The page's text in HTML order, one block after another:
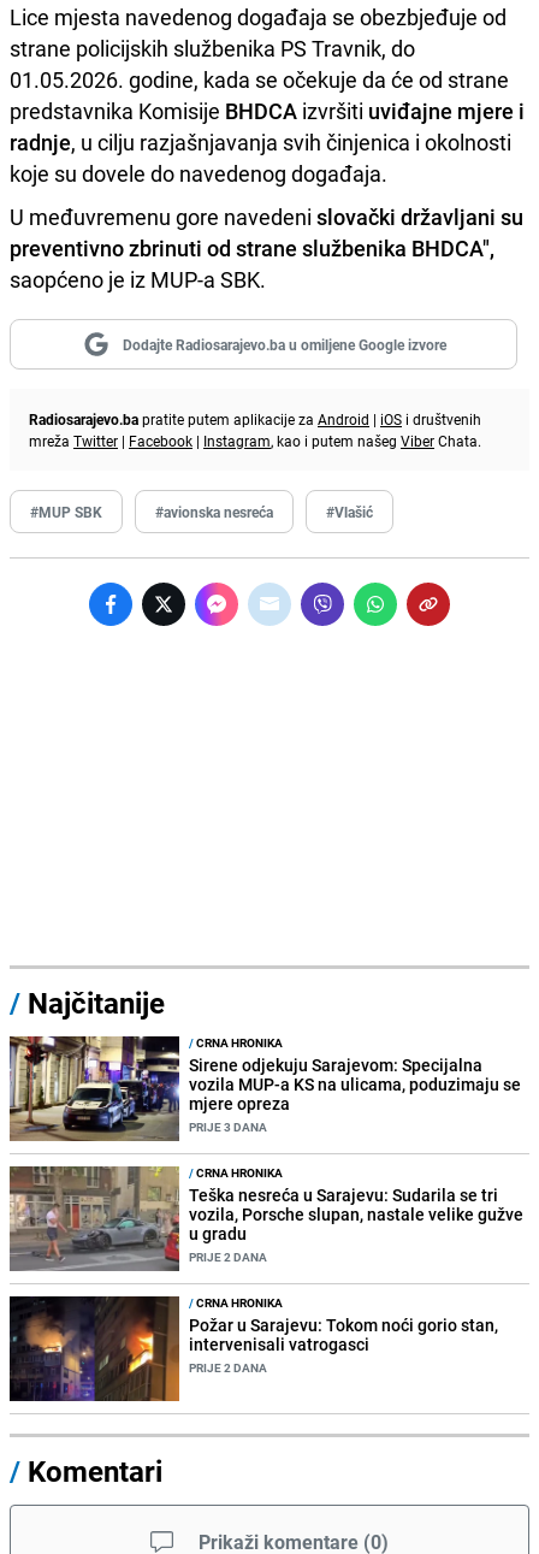
Lice mjesta navedenog događaja se obezbjeđuje od
strane policijskih službenika PS Travnik, do
01.05.2026. godine, kada se očekuje da će od strane
predstavnika Komisije BHDCA izvršiti uviđajne mjere i
radnje, u cilju razjašnjavanja svih činjenica i okolnosti
koje su dovele do navedenog događaja.
U međuvremenu gore navedeni slovački državljani su
preventivno zbrinuti od strane službenika BHDCA",
saopćeno je iz MUP-a SBK.
Dodajte Radiosarajevo.ba u omiljene Google izvore
Radiosarajevo.bapratite putem aplikacije za Android | iOS i društvenih
mreža Twitter | Facebook | Instagram, kao i putem našeg ViberChata.
#MUP SBK #avionska nesreća #Vlašić
/ Najčitanije
/CRNA HRONIKA
Sirene odjekuju Sarajevom: Specijalna
vozila MUP-a KS na ulicama, poduzimaju se
mjere opreza
PRIJE 3 DANA
/CRNA HRONIKA
Teška nesreća u Sarajevu: Sudarila se tri
vozila, Porsche slupan, nastale velike gužve
u gradu
PRIJE 2 DANA
/CRNA HRONIKA
Požar u Sarajevu: Tokom noći gorio stan,
intervenisali vatrogasci
PRIJE 2 DANA
/ Komentari
Prikaži komentare (0)